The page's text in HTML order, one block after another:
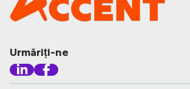
Urmăriți-ne